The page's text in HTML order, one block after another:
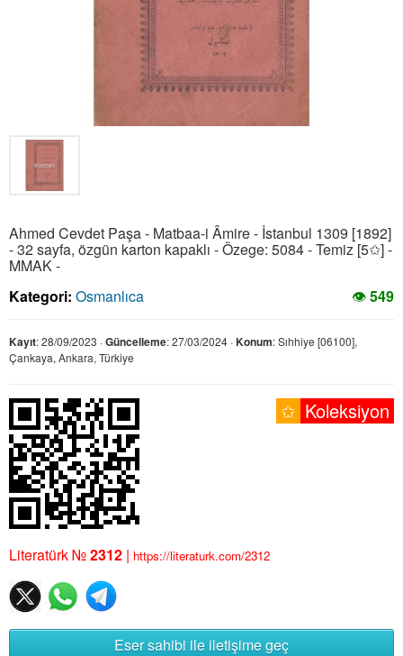
Ahmed Cevdet Paşa - Matbaa-i Âmire - İstanbul 1309 [1892]
- 32 sayfa, özgün karton kapaklı - Özege: 5084 - Temiz [5✩] -
MMAK -
Kategori: Osmanlıca 👁549
Kayıt: 28/09/2023 ·Güncelleme: 27/03/2024 ·Konum: Sıhhiye [06100],
Çankaya, Ankara, Türkiye
Koleksiyon
✩
Literatürk №2312 | https://literaturk.com/2312
Eser sahibi ile iletişime geç